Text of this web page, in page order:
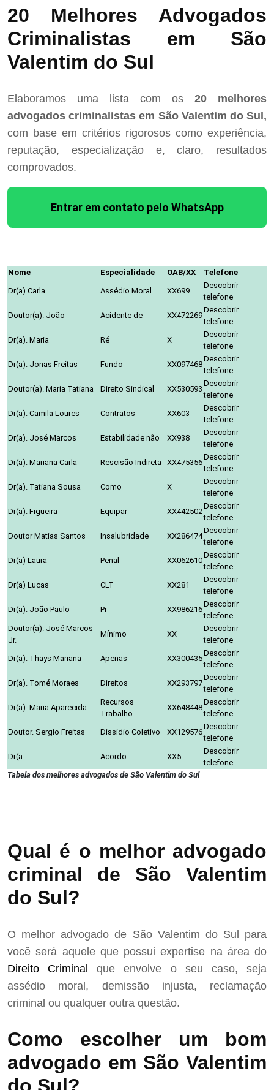
20 Melhores Advogados
Criminalistas em São
Valentim do Sul
Elaboramos uma lista com os 20 melhores
advogados criminalistas em São Valentim do Sul,
com base em critérios rigorosos como experiência,
reputação, especialização e, claro, resultados
comprovados.
Entrar em contato pelo WhatsApp
Nome Especialidade OAB/XX
Telefone
Dr(a) Carla
Assédio Moral XX699
Descobrir
telefone
Doutor(a). João
Acidente de XX472269
Descobrir
telefone
Dr(a). Maria
Ré X
Descobrir
telefone
Dr(a). Jonas Freitas
Fundo XX097468
Descobrir
telefone
Doutor(a). Maria Tatiana
Direito Sindical XX530593
Descobrir
telefone
Dr(a). Camila Loures
Contratos XX603
Descobrir
telefone
Dr(a). José Marcos
Estabilidade não XX938
Descobrir
telefone
Dr(a). Mariana Carla
Rescisão Indireta XX475356
Descobrir
telefone
Dr(a). Tatiana Sousa
Como X
Descobrir
telefone
Dr(a). Figueira
Equipar XX442502
Descobrir
telefone
Doutor Matias Santos
Insalubridade XX286474
Descobrir
telefone
Dr(a) Laura
Penal XX062610
Descobrir
telefone
Dr(a) Lucas
CLT XX281
Descobrir
telefone
Dr(a). João Paulo
Pr XX986216
Descobrir
telefone
Doutor(a). José Marcos
Jr.
Mínimo XX
Descobrir
telefone
Dr(a). Thays Mariana
Apenas XX300435
Descobrir
telefone
Dr(a). Tomé Moraes
Direitos XX293797
Descobrir
telefone
Dr(a). Maria Aparecida
Recursos
Trabalho
XX648448
Descobrir
telefone
Doutor. Sergio Freitas
Dissídio Coletivo XX129576
Descobrir
telefone
Dr(a
Acordo XX5
Descobrir
telefone
Tabela dos melhores advogados de São Valentim do Sul
Qual é o melhor advogado
criminal de São Valentim
do Sul?
O melhor advogado de São Valentim do Sul para
você será aquele que possui expertise na área do
Direito Criminal que envolve o seu caso, seja
assédio moral, demissão injusta, reclamação
criminal ou qualquer outra questão.
Como escolher um bom
advogado em São Valentim